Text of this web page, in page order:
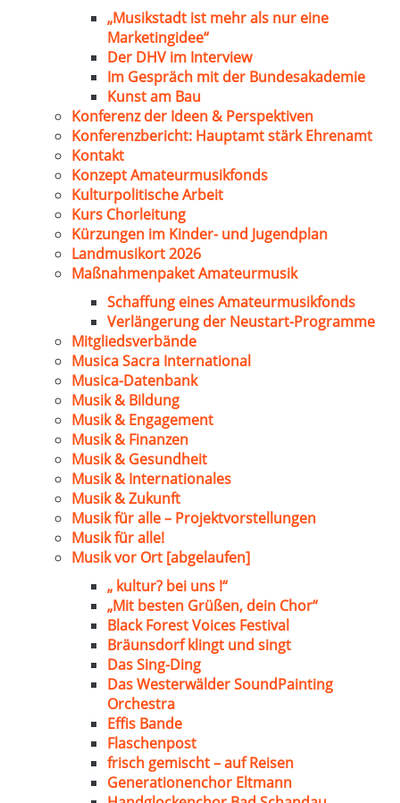
„Musikstadt ist mehr als nur eine
Marketingidee“
Der DHV im Interview
Im Gespräch mit der Bundesakademie
Kunst am Bau
Konferenz der Ideen & Perspektiven
Konferenzbericht: Hauptamt stärk Ehrenamt
Kontakt
Konzept Amateurmusikfonds
Kulturpolitische Arbeit
Kurs Chorleitung
Kürzungen im Kinder- und Jugendplan
Landmusikort 2026
Maßnahmenpaket Amateurmusik
Schaffung eines Amateurmusikfonds
Verlängerung der Neustart-Programme
Mitgliedsverbände
Musica Sacra International
Musica-Datenbank
Musik & Bildung
Musik & Engagement
Musik & Finanzen
Musik & Gesundheit
Musik & Internationales
Musik & Zukunft
Musik für alle – Projektvorstellungen
Musik für alle!
Musik vor Ort [abgelaufen]
„ kultur? bei uns !“
„Mit besten Grüßen, dein Chor“
Black Forest Voices Festival
Bräunsdorf klingt und singt
Das Sing-Ding
Das Westerwälder SoundPainting
Orchestra
Effis Bande
Flaschenpost
frisch gemischt – auf Reisen
Generationenchor Eltmann